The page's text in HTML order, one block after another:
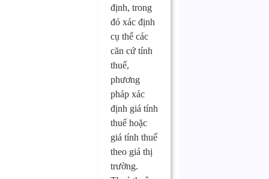
định, trong
đó xác định
cụ thể các
căn cứ tính
thuế,
phương
pháp xác
định giá tính
thuế hoặc
giá tính thuế
theo giá thị
trường.